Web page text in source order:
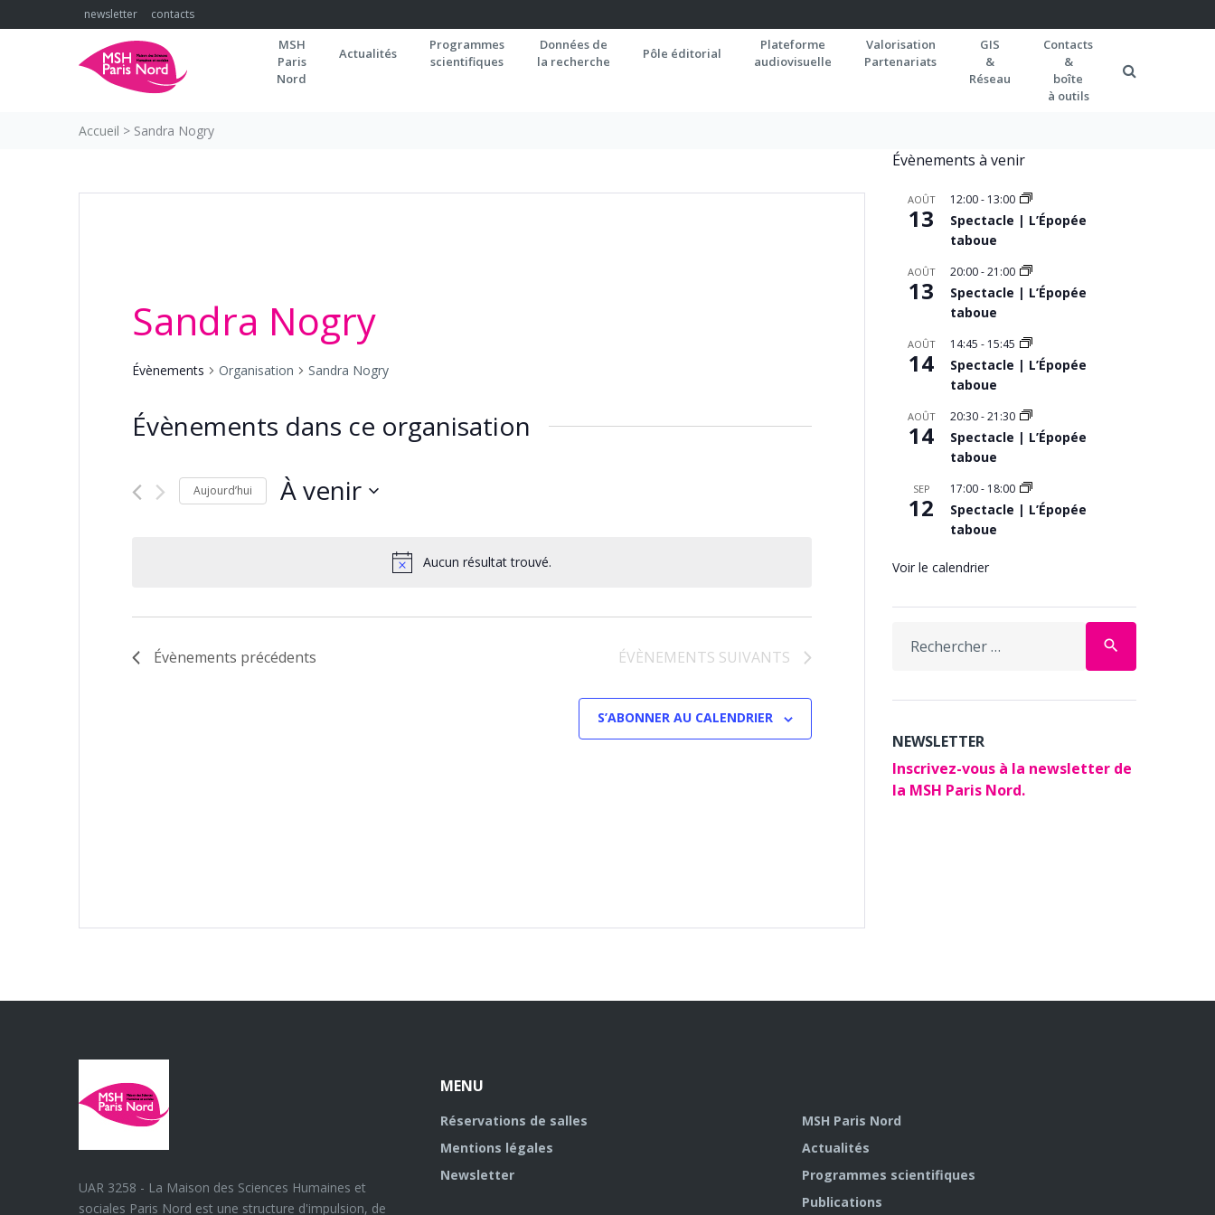
to
newsletter contacts
MSH
Paris
Nord
Actualités
Programmes
scientifiques
Données de
la recherche
Pôle éditorial
Plateforme
audiovisuelle
Valorisation
Partenariats
GIS
&
Réseau
Contacts
&
boîte
à outils
Accueil > Sandra Nogry
Aucun résultat trouvé.
Sandra Nogry
Évènements Organisation Sandra Nogry
Évènements dans ce organisation
Aujourd’hui À venir
Évènements précédents ÉVÈNEMENTS SUIVANTS
S’ABONNER AU CALENDRIER
Évènements à venir
AOÛT
13
12:00- 13:00
Spectacle | L’Épopée
taboue
AOÛT
13
20:00-21:00
Spectacle | L’Épopée
taboue
AOÛT
14
14:45 - 15:45
Spectacle | L’Épopée
taboue
AOÛT
14
20:30-21:30
Spectacle | L’Épopée
taboue
SEP
12
17:00- 18:00
Spectacle | L’Épopée
taboue
Voir le calendrier
for:
search
NEWSLETTER
Inscrivez-vous à la newsletter de
la MSH Paris Nord.
UAR 3258 - La Maison des Sciences Humaines et
sociales Paris Nord est une structure d'impulsion, de
MENU
Réservations de salles
Mentions légales
Newsletter
MSH Paris Nord
Actualités
Programmes scientifiques
Publications